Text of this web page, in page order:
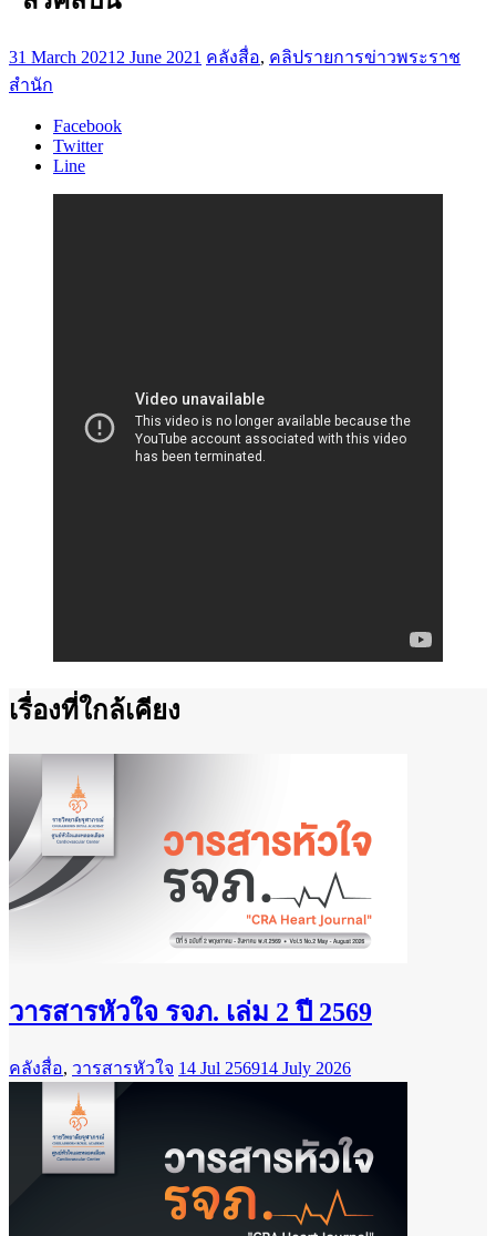
31 March 2021 2 June 2021 คลังสื่อ, คลิปรายการข่าวพระราช
สำนัก
Facebook
Twitter
Line
เรื่องที่ใกล้เคียง
วารสารหัวใจ รจภ. เล่ม 2 ปี 2569
คลังสื่อ, วารสารหัวใจ 14 Jul 256914 July 2026